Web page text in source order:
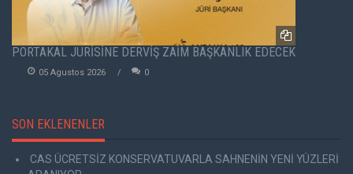
PORTAKAL JÜRİSİNE DERVİŞ ZAİM BAŞKANLIK EDECEK
05 Agustos 2026 0
SON EKLENENLER
CAS ÜCRETSİZ KONSERVATUVARLA SAHNENİN YENİ YÜZLERİ